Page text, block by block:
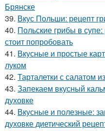
Брянске
39. Вкус Польши: рецепт
40. Польские грибы в
стоит попробовать
41. Вкусные и простые
луком
42. Тарталетки с салатом
43. Запекаем вкусный
духовке
44. Вкусные и полезные:
духовке диетический